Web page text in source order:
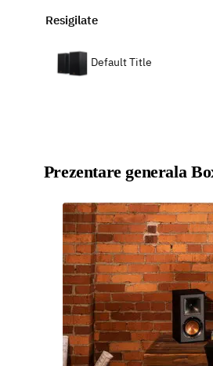
Resigilate
Default Title
Prezentare generala